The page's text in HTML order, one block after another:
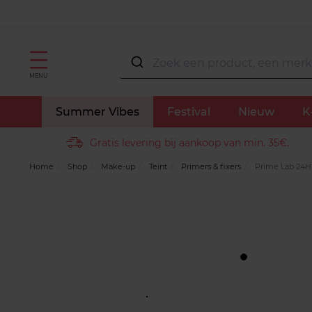
MENU
Summer Vibes Festival Nieuw
Gratis levering bij aankoop van min. 35€.
Home Shop Make-up Teint Primers & fixers Prime Lab